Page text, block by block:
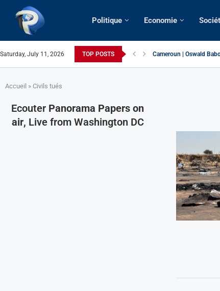
Politique Economie
Saturday, July 11, 2026 TOP POSTS France | Gangsterisme
Accueil » Civils tués
Ecouter Panorama Papers on
air, Live from Washington DC